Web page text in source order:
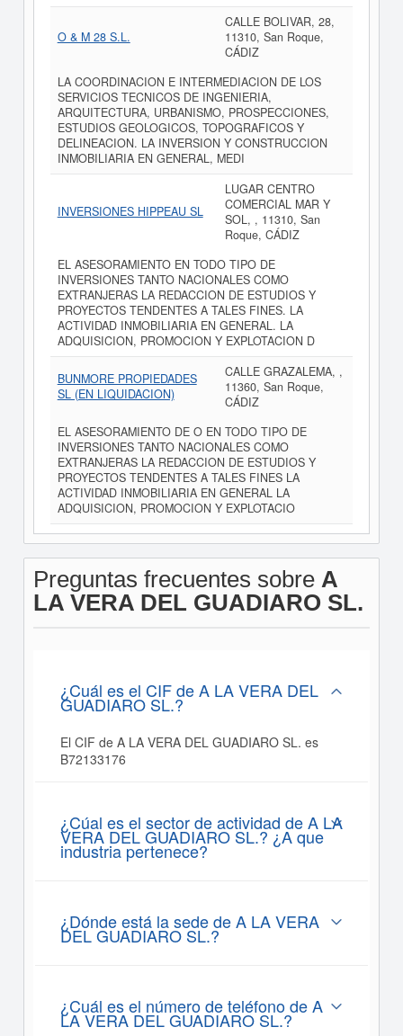
O & M 28 S.L.
CALLE BOLIVAR, 28,
11310, San Roque,
CÁDIZ
LA COORDINACION E INTERMEDIACION DE LOS
SERVICIOS TECNICOS DE INGENIERIA,
ARQUITECTURA, URBANISMO, PROSPECCIONES,
ESTUDIOS GEOLOGICOS, TOPOGRAFICOS Y
DELINEACION. LA INVERSION Y CONSTRUCCION
INMOBILIARIA EN GENERAL, MEDI
INVERSIONES HIPPEAU SL
LUGAR CENTRO
COMERCIAL MAR Y
SOL, , 11310, San
Roque, CÁDIZ
EL ASESORAMIENTO EN TODO TIPO DE
INVERSIONES TANTO NACIONALES COMO
EXTRANJERAS LA REDACCION DE ESTUDIOS Y
PROYECTOS TENDENTES A TALES FINES. LA
ACTIVIDAD INMOBILIARIA EN GENERAL. LA
ADQUISICION, PROMOCION Y EXPLOTACION D
BUNMORE PROPIEDADES
SL (EN LIQUIDACION)
CALLE GRAZALEMA, ,
11360, San Roque,
CÁDIZ
EL ASESORAMIENTO DE O EN TODO TIPO DE
INVERSIONES TANTO NACIONALES COMO
EXTRANJERAS LA REDACCION DE ESTUDIOS Y
PROYECTOS TENDENTES A TALES FINES LA
ACTIVIDAD INMOBILIARIA EN GENERAL LA
ADQUISICION, PROMOCION Y EXPLOTACIO
Preguntas frecuentes sobre A
LA VERA DEL GUADIARO SL.
¿Cuál es el CIF de A LA VERA DEL
GUADIARO SL.?
El CIF de A LA VERA DEL GUADIARO SL. es
B72133176
¿Cúal es el sector de actividad de A LA
VERA DEL GUADIARO SL.? ¿A que
industria pertenece?
¿Dónde está la sede de A LA VERA
DEL GUADIARO SL.?
¿Cuál es el número de teléfono de A
LA VERA DEL GUADIARO SL.?